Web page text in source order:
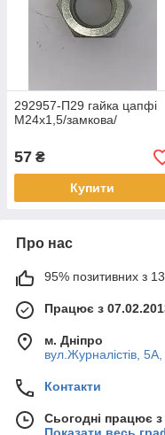
292957-П29 гайка цапфі
М24х1,5/замкова/
57 ₴
Купити
Про нас
95% позитивних з
Працює з
м. Дніпро
вул.Журналістів,
Контакти
Сьогодні працює